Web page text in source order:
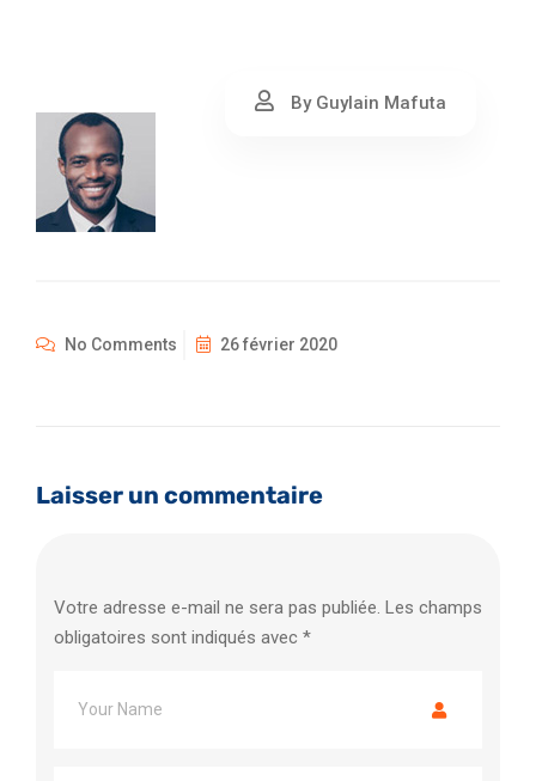
By Guylain Mafuta
No Comments 26 février 2020
Laisser un commentaire
Votre adresse e-mail ne sera pas publiée. Les champs
obligatoires sont indiqués avec *